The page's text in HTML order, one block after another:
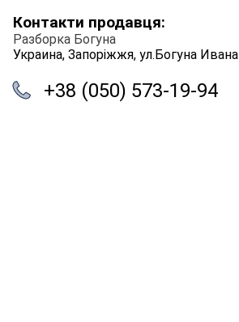
Контакти продавця:
Разборка Богуна
Украина, Запоріжжя, ул.Богуна Ивана
+38 (050) 573-19-94